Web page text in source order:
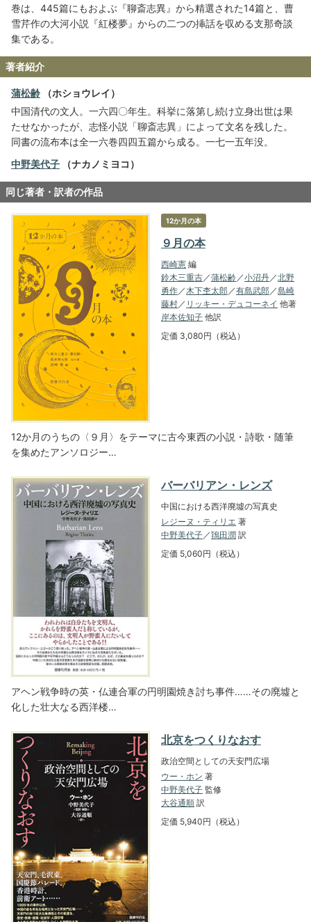
巻は、445篇にもおよぶ『聊斎志異』から精選された14篇と、曹
雪芹作の大河小説『紅楼夢』からの二つの挿話を収める支那奇談
集である。
著者紹介
蒲松齢 （ホショウレイ）
中国清代の文人。一六四〇年生。科挙に落第し続け立身出世は果
たせなかったが、志怪小説「聊斎志異」によって文名を残した。
同書の流布本は全一六巻四四五篇から成る。一七一五年没。
中野美代子 （ナカノミヨコ）
同じ著者・訳者の作品
12か月の本
９月の本
西崎憲 編
鈴木三重吉／蒲松齢／小沼丹／北野
勇作／木下杢太郎／有島武郎／島崎
藤村／ リッキー・デュコーネイ 他著
岸本佐知子 他訳
定価 3,080円（税込）
12か月のうちの〈９月〉をテーマに古今東西の小説・詩歌・随筆
を集めたアンソロジー…
バーバリアン・レンズ
中国における西洋廃墟の写真史
レジーヌ・ティリエ 著
中野美代子／鴇田潤 訳
定価 5,060円（税込）
アヘン戦争時の英・仏連合軍の円明園焼き討ち事件……その廃墟と
化した壮大なる西洋楼…
北京をつくりなおす
政治空間としての天安門広場
ウー・ホン 著
中野美代子 監修
大谷通順 訳
定価 5,940円（税込）